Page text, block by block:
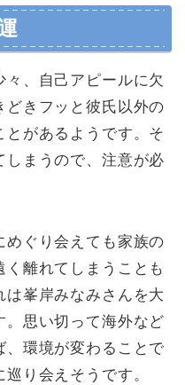
、自己アピールに欠
どきフッと彼氏以外の
があるようです。そ
まうので、注意が必
めぐり会えても家族の
離れてしまうことも
峯岸みなみさんを大
。思い切って海外など
環境が変わることで
り会えそうです。